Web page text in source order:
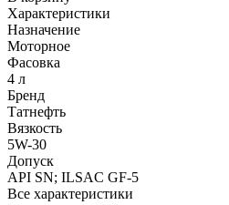
Характеристики
Назначение
Моторное
Фасовка
4 л
Бренд
Татнефть
Вязкость
5W-30
Допуск
API SN; ILSAC GF-5
Все характеристики